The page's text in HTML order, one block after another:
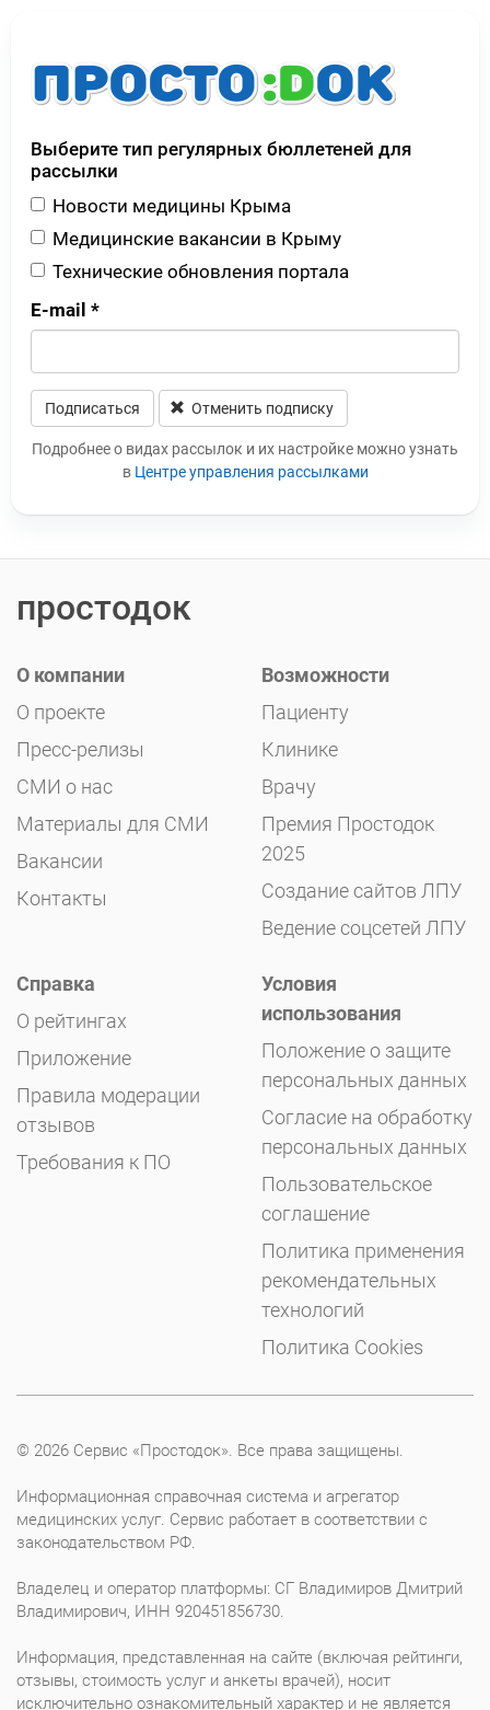
Выберите тип регулярных бюллетеней для
рассылки
Новости медицины Крыма
Медицинские вакансии в Крыму
Технические обновления портала
E-mail *
Подписаться Отменить подписку
Leave this field blank
Подробнее о видах рассылок и их настройке можно узнать
в Центре управления рассылками
простодок
О компании
О проекте
Пресс-релизы
СМИ о нас
Материалы для СМИ
Вакансии
Контакты
Возможности
Пациенту
Клинике
Врачу
Премия Простодок
2025
Создание сайтов ЛПУ
Ведение соцсетей ЛПУ
Справка
О рейтингах
Приложение
Правила модерации
отзывов
Требования к ПО
Условия
использования
Положение о защите
персональных данных
Согласие на обработку
персональных данных
Пользовательское
соглашение
Политика применения
рекомендательных
технологий
Политика Cookies
© 2026 Сервис «Простодок». Все права защищены.
Информационная справочная система и агрегатор
медицинских услуг. Сервис работает в соответствии с
законодательством РФ.
Владелец и оператор платформы: СГ Владимиров Дмитрий
Владимирович, ИНН 920451856730.
Информация, представленная на сайте (включая рейтинги,
отзывы, стоимость услуг и анкеты врачей), носит
исключительно ознакомительный характер и не является